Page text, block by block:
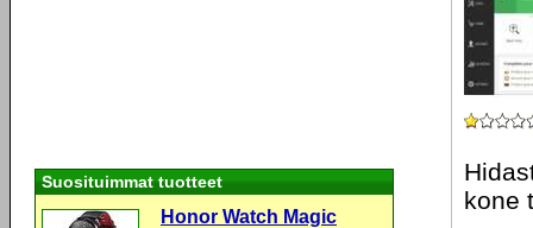
kone
Suosituimmat tuotteet
Honor Watch Magic